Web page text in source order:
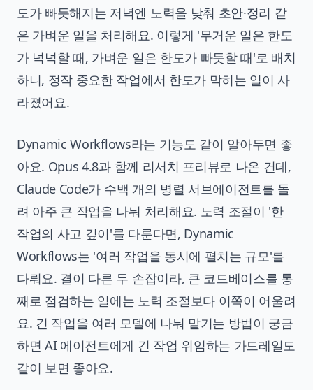
도가 빠듯해지는 저녁엔 노력을 낮춰 초안·정리 같
은 가벼운 일을 처리해요. 이렇게 '무거운 일은 한도
가 넉넉할 때, 가벼운 일은 한도가 빠듯할 때'로 배치
하니, 정작 중요한 작업에서 한도가 막히는 일이 사
라졌어요.
Dynamic Workflows라는 기능도 같이 알아두면 좋
아요. Opus 4.8과 함께 리서치 프리뷰로 나온 건데,
Claude Code가 수백 개의 병렬 서브에이전트를 돌
려 아주 큰 작업을 나눠 처리해요. 노력 조절이 '한
작업의 사고 깊이'를 다룬다면, Dynamic
Workflows는 '여러 작업을 동시에 펼치는 규모'를
다뤄요. 결이 다른 두 손잡이라, 큰 코드베이스를 통
째로 점검하는 일에는 노력 조절보다 이쪽이 어울려
요. 긴 작업을 여러 모델에 나눠 맡기는 방법이 궁금
하면AI 에이전트에게 긴 작업 위임하는 가드레일도
같이 보면 좋아요.